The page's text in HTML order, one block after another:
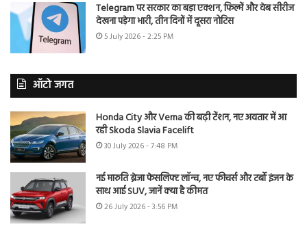
Telegram पर सरकार का बड़ा एक्शन, फिल्में और वेब सीरीज
देखना पड़ेगा भारी, तीन दिनों में दूसरा नोटिस
5 July 2026 - 2:25 PM
ऑटो जगत
Honda City और Verna की बढ़ी टेंशन, नए अवतार में आ
रही Skoda Slavia Facelift
30 July 2026 - 7:48 PM
नई मारुति ब्रेजा फेसलिफ्ट लॉन्च, नए फीचर्स और टर्बो इंजन के
साथ आई SUV, जानें क्या है कीमत
26 July 2026 - 3:56 PM